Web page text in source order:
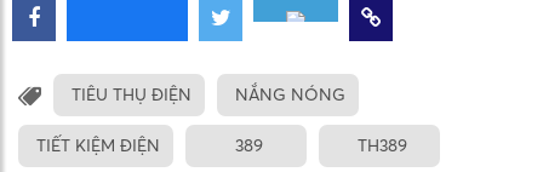
TIÊU THỤ ĐIỆN NẮNG NÓNG
TIẾT KIỆM ĐIỆN 389 TH389